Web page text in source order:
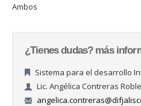
Ambos
¿Tienes dudas? más
Sistema para el desarrollo
Lic. Angélica Contreras